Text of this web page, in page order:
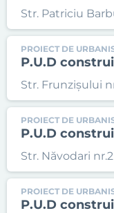
Str. Patriciu
PROIECT DE
P.U.D
Str. Frunzișului
PROIECT DE
P.U.D
Str. Năvodari nr.2
PROIECT DE
P.U.D